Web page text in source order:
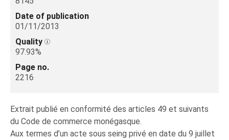
Date of publication
01/11/2013
Quality
97.93%
Page no.
2216
Extrait publié en conformité des articles 49 et suivants
du Code de commerce monégasque.
Aux termes d’un acte sous seing privé en date du 9 juillet